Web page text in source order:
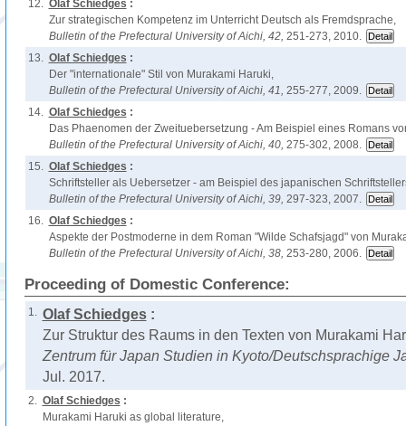
12. Olaf Schiedges :
Zur strategischen Kompetenz im Unterricht Deutsch als Fremdsprache,
Bulletin of the Prefectural University of Aichi, 42, 251-273, 2010.
13. Olaf Schiedges :
Der "internationale" Stil von Murakami Haruki,
Bulletin of the Prefectural University of Aichi, 41, 255-277, 2009.
14. Olaf Schiedges :
Das Phaenomen der Zweituebersetzung - Am Beispiel eines Romans
Bulletin of the Prefectural University of Aichi, 40, 275-302, 2008.
15. Olaf Schiedges :
Schriftsteller als Uebersetzer - am Beispiel des japanischen
Bulletin of the Prefectural University of Aichi, 39, 297-323, 2007.
16. Olaf Schiedges :
Aspekte der Postmoderne in dem Roman "Wilde Schafsjagd" von
Bulletin of the Prefectural University of Aichi, 38, 253-280, 2006.
Proceeding of Domestic Conference:
1. Olaf Schiedges:
Zur Struktur des Raums in den Texten von Murakami
Zentrum für Japan Studien in Kyoto/Deutschsprachige
Jul. 2017.
2. Olaf Schiedges :
Murakami Haruki as global literature,